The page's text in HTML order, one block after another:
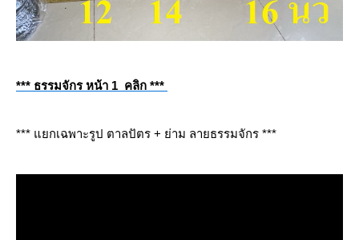
*** ธรรมจักร หน้า 1 คลิก ***
*** แยกเฉพาะรูป ตาลปัตร + ย่าม ลายธรรมจักร ***